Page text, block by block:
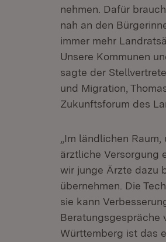
nehmen. Dafür
nah an den
immer mehr
Unsere Kommunen
sagte der
und Migration,
Zukunftsforum des
„Im ländlichen
ärztliche Versorgung
wir junge Ärzte dazu
übernehmen. Die
sie kann
Beratungsgespräche
Württemberg ist das